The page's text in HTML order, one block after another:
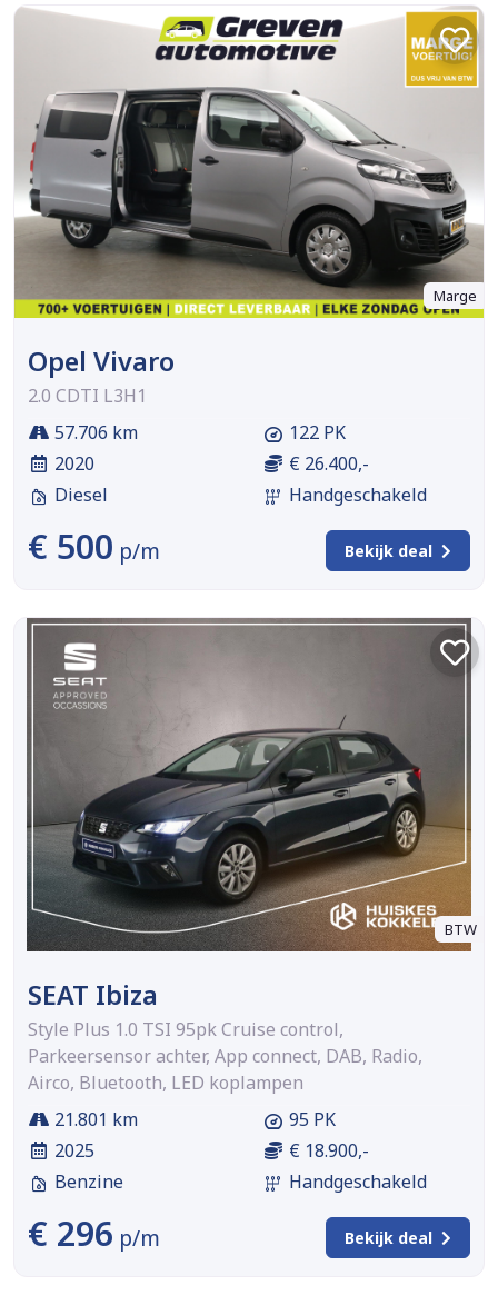
Marge
Opel Vivaro
2.0 CDTI L3H1
57.706 km
2020
Diesel
122 PK
€ 26.400,-
Handgeschakeld
€ 500 p/m Bekijk deal
BTW
SEAT Ibiza
Style Plus 1.0 TSI 95pk Cruise control,
Parkeersensor achter, App connect, DAB, Radio,
Airco, Bluetooth, LED koplampen
21.801 km
2025
Benzine
95 PK
€ 18.900,-
Handgeschakeld
€ 296 p/m Bekijk deal